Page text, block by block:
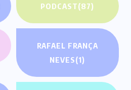
PODCAST(87)
RAFAEL FRANÇA
NEVES(1)